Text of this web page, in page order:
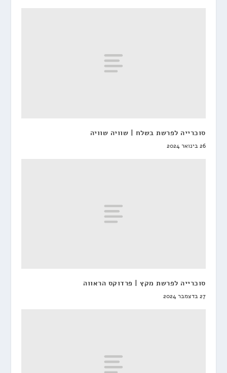
סוכרייה לפרשת בשלח | שוויה שוויה
26 בינואר 2024
סוכרייה לפרשת מקץ | פרדוקס הראווה
27 בדצמבר 2024